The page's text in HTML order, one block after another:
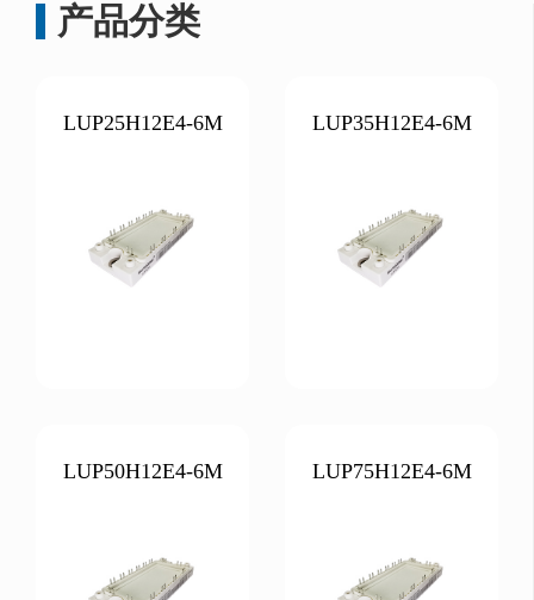
产品分类
LUP25H12E4-6M LUP35H12E4-6M
LUP50H12E4-6M LUP75H12E4-6M